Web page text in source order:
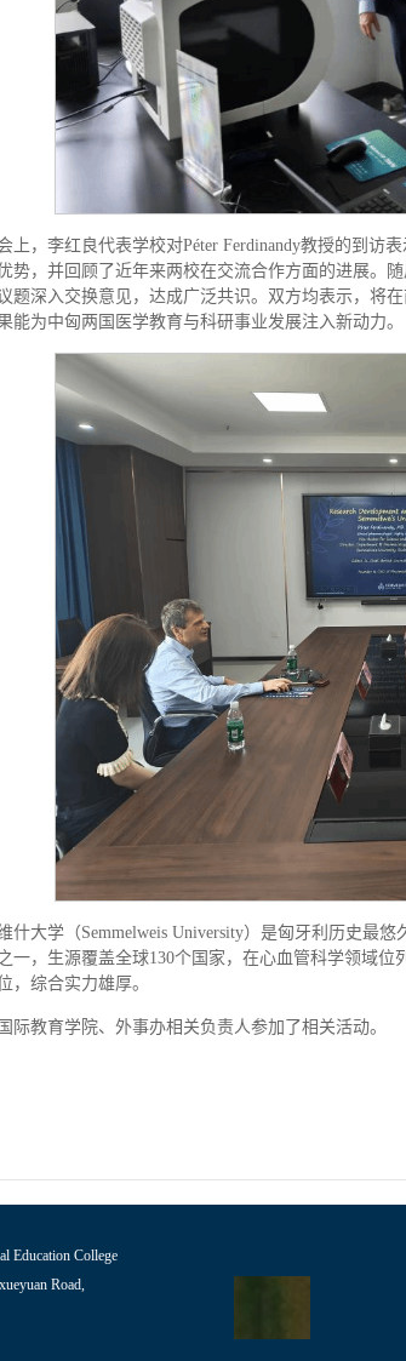
上，李红良代表学校对Péter Ferdinandy教授的到访
势，并回顾了近年来两校在交流合作方面的进展。
题深入交换意见，达成广泛共识。双方均表示，将
能为中匈两国医学教育与科研事业发展注入新动力。
什大学（Semmelweis University）是匈牙利历史最
一，生源覆盖全球130个国家，在心血管科学领域
，综合实力雄厚。
际教育学院、外事办相关负责人参加了相关活动。
College
Road,